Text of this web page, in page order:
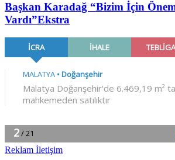
Başkan Karadağ “Bizim İçin
Vardı”Ekstra
Reklam İletişim